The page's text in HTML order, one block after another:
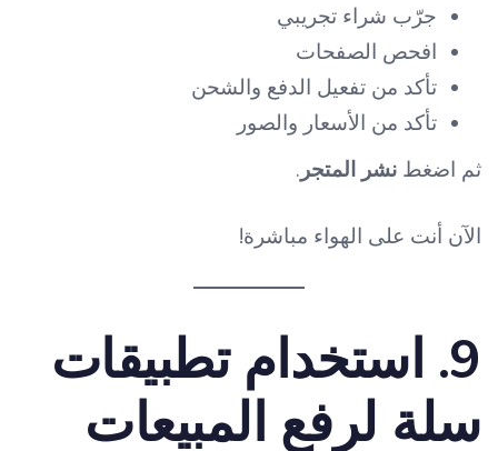
جرّب شراء تجريبي
افحص الصفحات
تأكد من تفعيل الدفع والشحن
تأكد من الأسعار والصور
ثم اضغط نشر المتجر.
الآن أنت على الهواء مباشرة!
9. استخدام تطبيقات
سلة لرفع المبيعات